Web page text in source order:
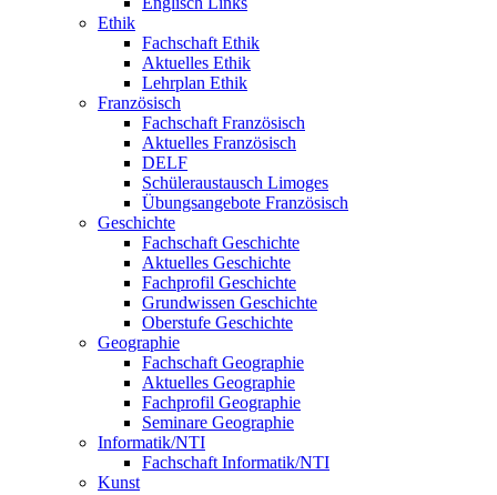
Ethik
Fachschaft Ethik
Aktuelles Ethik
Lehrplan Ethik
Französisch
Fachschaft Französisch
Aktuelles Französisch
DELF
Schüleraustausch Limoges
Übungsangebote Französisch
Geschichte
Fachschaft Geschichte
Aktuelles Geschichte
Fachprofil Geschichte
Grundwissen Geschichte
Oberstufe Geschichte
Geographie
Fachschaft Geographie
Aktuelles Geographie
Fachprofil Geographie
Seminare Geographie
Informatik/NTI
Fachschaft Informatik/NTI
Kunst